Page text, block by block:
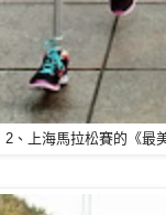
2、上海馬拉松賽的《最